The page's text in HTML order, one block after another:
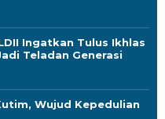
Ingatkan Tulus Ikhlas
Teladan Generasi
Wujud Kepedulian